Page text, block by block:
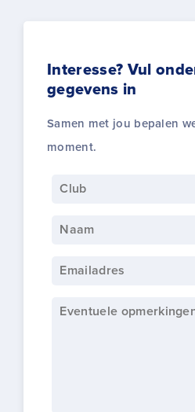
Interesse? Vul
gegevens in
Samen met jou bepalen
moment.